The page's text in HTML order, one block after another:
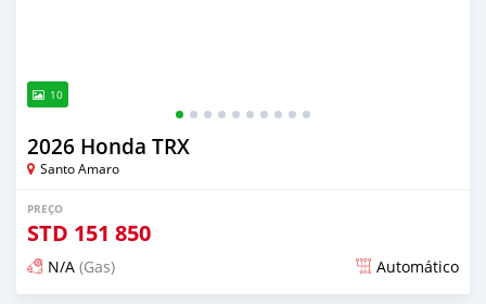
10
2026 Honda TRX
Santo Amaro
PREÇO
STD 151 850
N/A (Gas) Automático